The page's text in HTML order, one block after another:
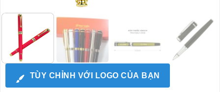
TÙY CHỈNH VỚI LOGO CỦA BẠN